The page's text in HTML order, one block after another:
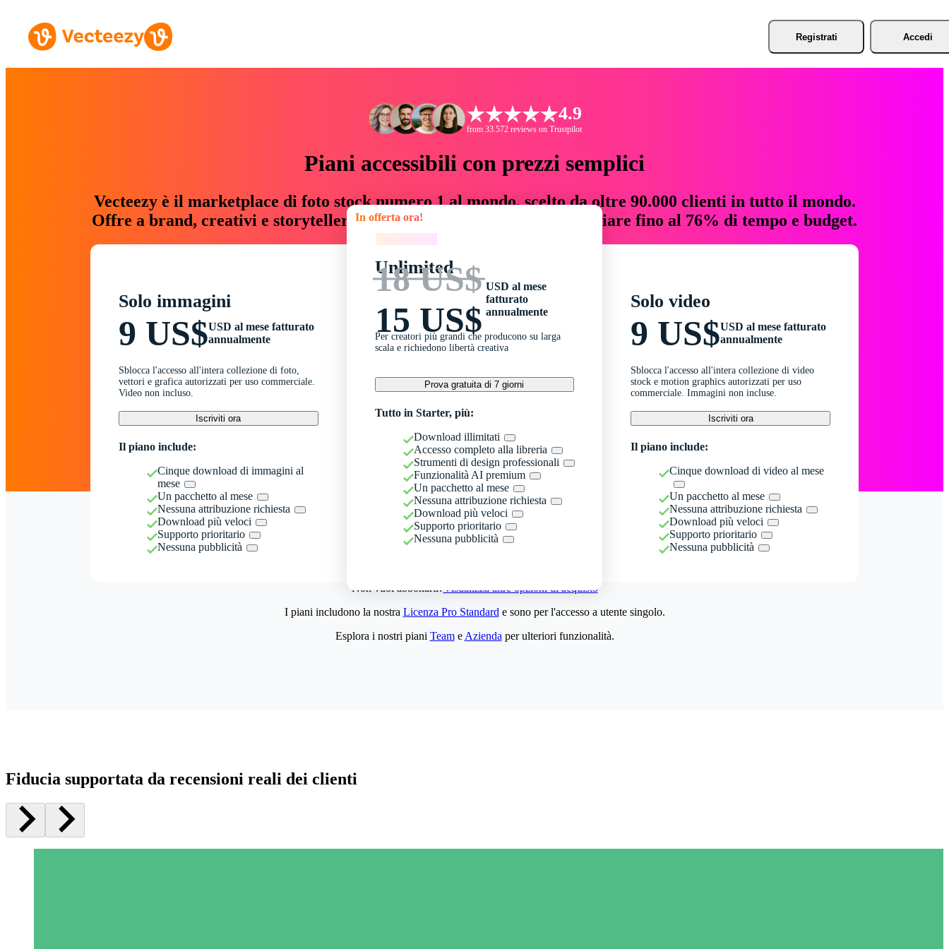
Registrati Accedi
4.9
from 33.572 reviews on Trustpilot
Piani accessibili con prezzi semplici
Vecteezy è il marketplace di foto stock numero 1 al mondo, scelto da oltre 90.000 clienti in tutto il mondo.
Offre a brand, creativi e storyteller risorse creative che fanno risparmiare fino al 76% di tempo e budget.
Solo immagini
9 US$USD al mese fatturato
annualmente
Sblocca l'accesso all'intera collezione di foto,
vettori e grafica autorizzati per uso commerciale.
Video non incluso.
Iscriviti ora
Il piano include:
Cinque download di immagini al
mese
Un pacchetto al mese
Nessuna attribuzione richiesta
Download più veloci
Supporto prioritario
Nessuna pubblicità
In offerta ora!
Unlimited
18 US$
15 US$
USD al mese
fatturato
annualmente
Per creatori più grandi che producono su larga
scala e richiedono libertà creativa
Prova gratuita di 7 giorni
Tutto in Starter, più:
Download illimitati
Accesso completo alla libreria
Strumenti di design professionali
Funzionalità AI premium
Un pacchetto al mese
Nessuna attribuzione richiesta
Download più veloci
Supporto prioritario
Nessuna pubblicità
Solo video
9 US$USD al mese fatturato
annualmente
Sblocca l'accesso all'intera collezione di video
stock e motion graphics autorizzati per uso
commerciale. Immagini non incluse.
Iscriviti ora
Il piano include:
Cinque download di video al mese
Un pacchetto al mese
Nessuna attribuzione richiesta
Download più veloci
Supporto prioritario
Nessuna pubblicità
Non vuoi abbonarti?Visualizza altre opzioni di acquisto
I piani includono la nostra Licenza Pro Standard e sono per l'accesso a utente singolo.
Esplora i nostri piani Teame Azienda per ulteriori funzionalità.
Fiducia supportata da recensioni reali dei clienti